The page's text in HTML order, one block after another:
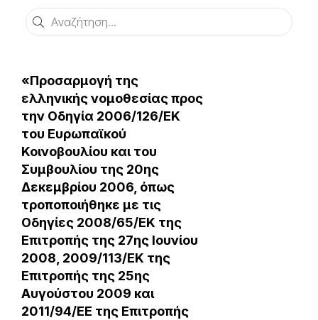
Αναζήτηση
«Προσαρμογή της
ελληνικής νομοθεσίας προς
την Οδηγία 2006/126/ΕΚ
του Ευρωπαϊκού
Κοινοβουλίου και του
Συμβουλίου της 20ης
Δεκεμβρίου 2006, όπως
τροποποιήθηκε με τις
Οδηγίες 2008/65/ΕΚ της
Επιτροπής της 27ης Ιουνίου
2008, 2009/113/ΕΚ της
Επιτροπής της 25ης
Αυγούστου 2009 και
2011/94/ΕΕ της Επιτροπής